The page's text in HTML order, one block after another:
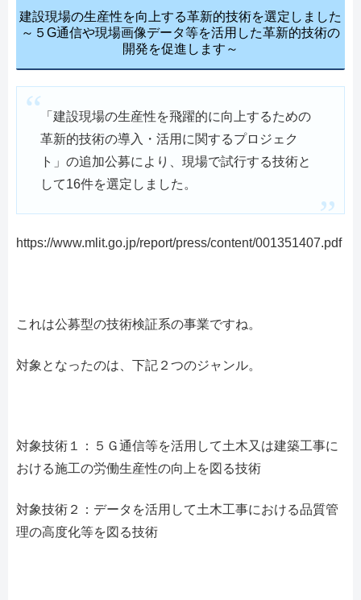
建設現場の生産性を向上する革新的技術を選定しました
～５G通信や現場画像データ等を活用した革新的技術の
開発を促進します～
「建設現場の生産性を飛躍的に向上するための
革新的技術の導入・活用に関するプロジェク
ト」の追加公募により、現場で試行する技術と
して16件を選定しました。
https://www.mlit.go.jp/report/press/content/001351407.pdf
これは公募型の技術検証系の事業ですね。
対象となったのは、下記２つのジャンル。
対象技術１：５Ｇ通信等を活用して土木又は建築工事に
おける施工の労働生産性の向上を図る技術
対象技術２：データを活用して土木工事における品質管
理の高度化等を図る技術